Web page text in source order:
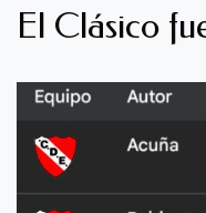
El Clásico